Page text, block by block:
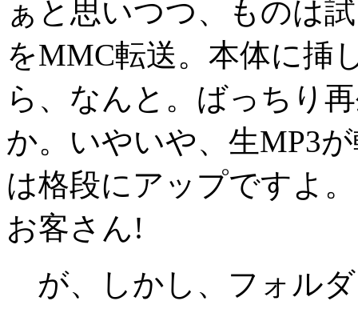
ぁと思いつつ、ものは
をMMC転送。本体に挿
ら、なんと。ばっちり
か。いやいや、生MP3
は格段にアップですよ
お客さん!
が、しかし、フォル